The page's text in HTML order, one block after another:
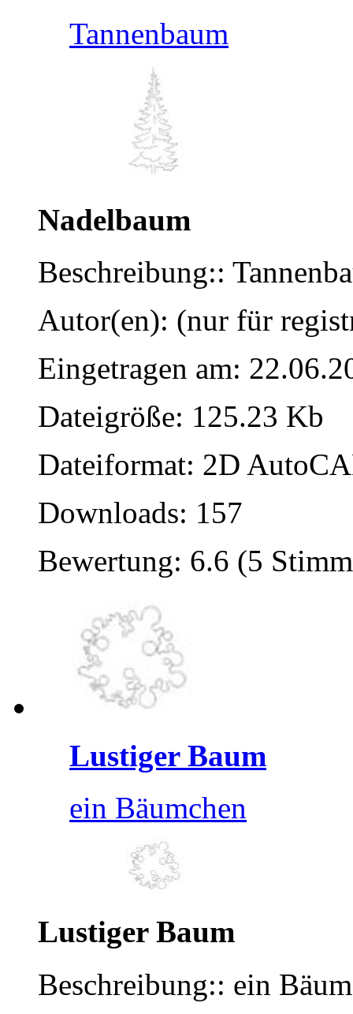
Tannenbaum
Nadelbaum
Beschreibung::
Autor(en): (nur für
Eingetragen am:
Dateigröße: 125.23 Kb
Dateiformat: 2D
Downloads: 157
Bewertung: 6.6 (5
Lustiger Baum
ein Bäumchen
Lustiger Baum
Beschreibung:: ein